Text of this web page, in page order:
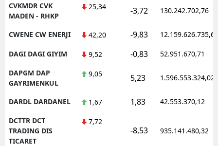
CVKMDR CVK
MADEN - RHKP
25,34 -3,72 130.242.702,76
CWENE CW ENERJI 42,20 -9,83 12.159.626.735,62
DAGI DAGI GIYIM 9,52 -0,83 52.951.670,71
DAPGM DAP
GAYRIMENKUL
9,05 5,23 1.596.553.324,02
DARDL DARDANEL 1,67 1,83 42.553.370,12
DCTTR DCT
TRADING DIS
TICARET
7,72
-8,53 935.141.480,32